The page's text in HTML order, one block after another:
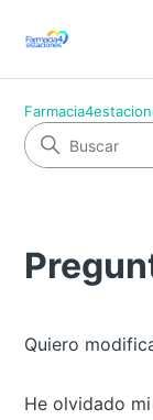
Quiero
He olvidado